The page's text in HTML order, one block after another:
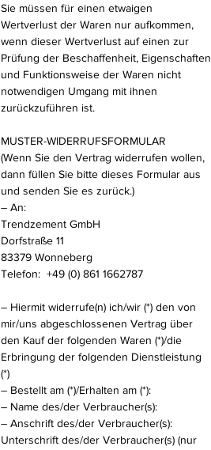
Sie müssen für einen etwaigen
Wertverlust der Waren nur aufkommen,
wenn dieser Wertverlust auf einen zur
Prüfung der Beschaffenheit, Eigenschaften
und Funktionsweise der Waren nicht
notwendigen Umgang mit ihnen
zurückzuführen ist.
MUSTER-WIDERRUFSFORMULAR
(Wenn Sie den Vertrag widerrufen wollen,
dann füllen Sie bitte dieses Formular aus
und senden Sie es zurück.)
– An:
Trendzement GmbH
Dorfstraße 11
83379 Wonneberg
Telefon: +49 (0) 861 1662787
– Hiermit widerrufe(n) ich/wir (*) den von
mir/uns abgeschlossenen Vertrag über
den Kauf der folgenden Waren (*)/die
Erbringung der folgenden Dienstleistung
(*)
– Bestellt am (*)/Erhalten am (*):
– Name des/der Verbraucher(s):
– Anschrift des/der Verbraucher(s):
Unterschrift des/der Verbraucher(s) (nur